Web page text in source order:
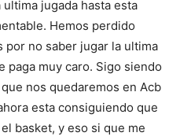
jugada hasta esta
Hemos perdido
por no saber jugar la ultima
paga muy caro. Sigo siendo
nos quedaremos en Acb
esta consiguiendo que
basket, y eso si que me